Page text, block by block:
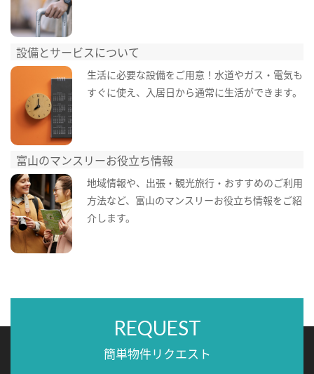
設備とサービスについて
生活に必要な設備をご用意！水道やガス・電気も
すぐに使え、入居日から通常に生活ができます。
富山のマンスリーお役立ち情報
地域情報や、出張・観光旅行・おすすめのご利用
方法など、富山のマンスリーお役立ち情報をご紹
介します。
REQUEST
簡単物件リクエスト